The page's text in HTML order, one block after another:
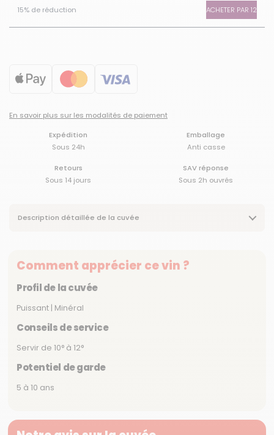
15% de réduction ACHETER PAR 12
En savoir plus sur les modalités de paiement
Expédition
Sous 24h
Emballage
Anti casse
Retours
Sous 14 jours
SAV réponse
Sous 2h ouvrés
Description détaillée de la cuvée
Comment apprécier ce vin ?
Profil de la cuvée
Puissant | Minéral
Conseils de service
Servir de 10° à 12°
Potentiel de garde
5 à 10 ans